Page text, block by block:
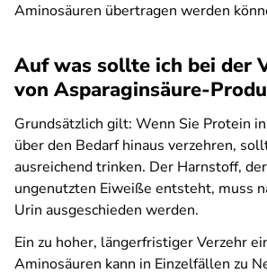
Aminosäuren übertragen werden
Auf was sollte ich bei der
von Asparaginsäure-
Grundsätzlich gilt: Wenn Sie Protein
über den Bedarf hinaus verzehren,
ausreichend trinken. Der Harnstoff,
ungenutzten Eiweiße entsteht, muss
Urin ausgeschieden werden.
Ein zu hoher, längerfristiger Verzehr
Aminosäuren kann in Einzelfällen zu